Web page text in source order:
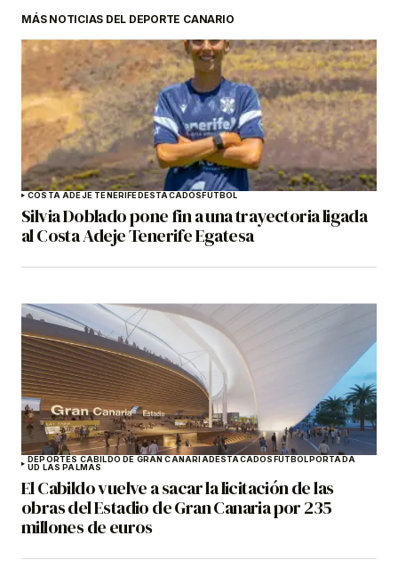
MÁS NOTICIAS DEL DEPORTE CANARIO
COSTA ADEJE TENERIFE DESTACADOS FÚTBOL
Silvia Doblado pone fin a una trayectoria ligada
al Costa Adeje Tenerife Egatesa
DEPORTES CABILDO DE GRAN CANARIADESTACADOS FÚTBOL PORTADA
UD LAS PALMAS
El Cabildo vuelve a sacar la licitación de las
obras del Estadio de Gran Canaria por 235
millones de euros